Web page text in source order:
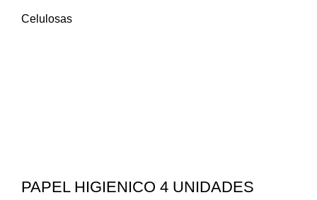
Celulosas
PAPEL HIGIENICO 4 UNIDADES